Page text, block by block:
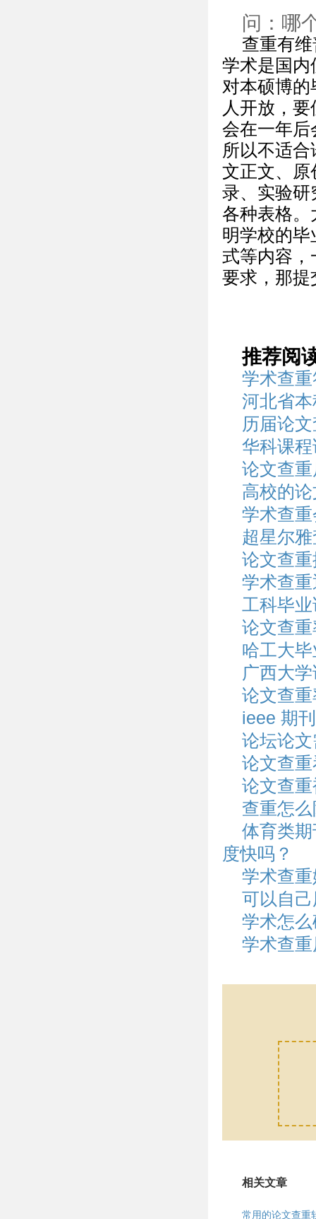
问：哪
查重有
学术是国内
对本硕博
人开放，
会在一年后
所以不适
文正文、原
录、实验研
各种表格。
明学校的
式等内容
要求，那提
推荐阅
学术查
河北省
历届论
华科课
论文查
高校的
学术查
超星尔
论文查
学术查
工科毕
论文查
哈工大
广西大
论文查
ieee 期
论坛论
论文查
论文查
查重怎
体育类
度快吗？
学术查
可以自
学术怎
学术查
相关文章
常用的论文查重